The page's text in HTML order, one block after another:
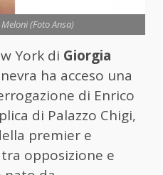
(Foto Ansa)
York di Giorgia
ha acceso una
di Enrico
di Palazzo Chigi,
premier e
opposizione e